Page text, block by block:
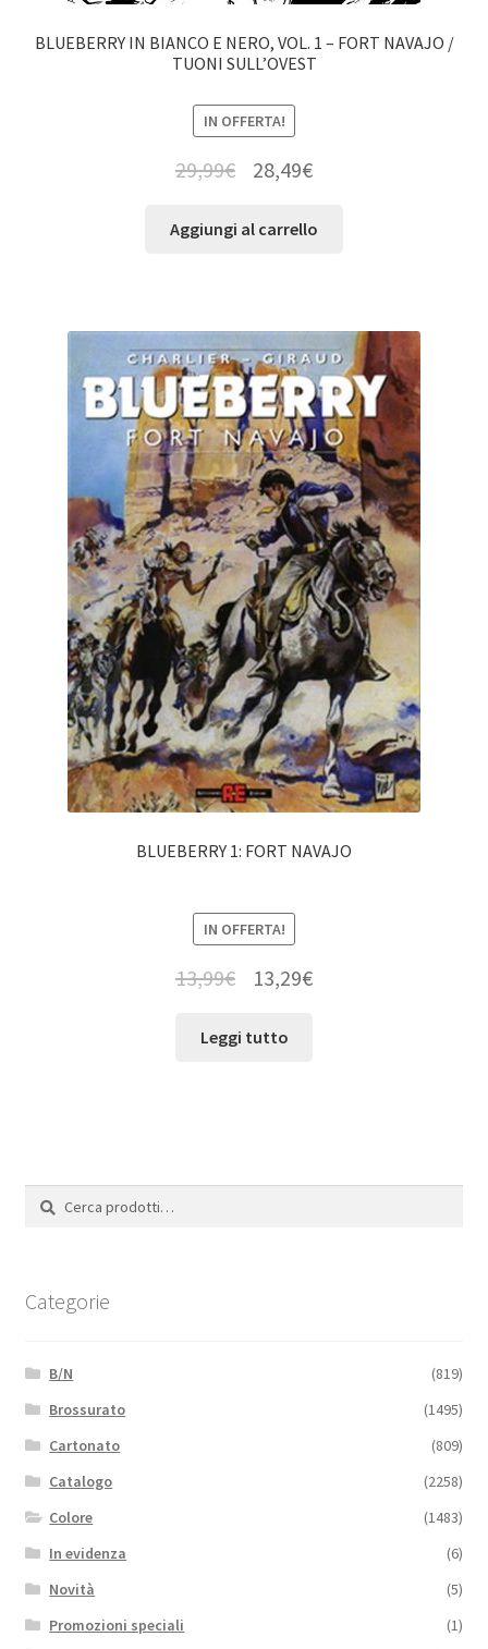
BLUEBERRY IN BIANCO E NERO, VOL. 1 – FORT NAVAJO /
TUONI SULL’OVEST
IN OFFERTA!
29,99€ 28,49€
Aggiungi al carrello
BLUEBERRY 1: FORT NAVAJO
IN OFFERTA!
13,99€ 13,29€
Leggi tutto
Cerca:
Cerca
Categorie
B/N
(819)
Brossurato
(1495)
Cartonato
(809)
Catalogo
(2258)
Colore
(1483)
In evidenza
(6)
Novità
(5)
Promozioni speciali
(1)